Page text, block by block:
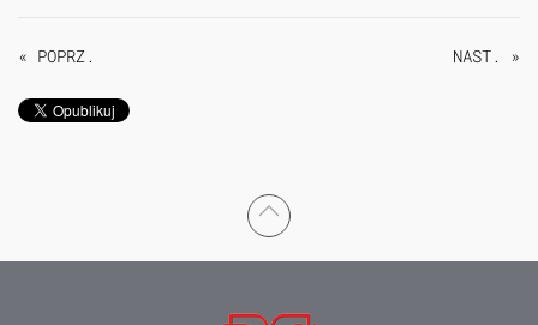
« POPRZ. NAST. »